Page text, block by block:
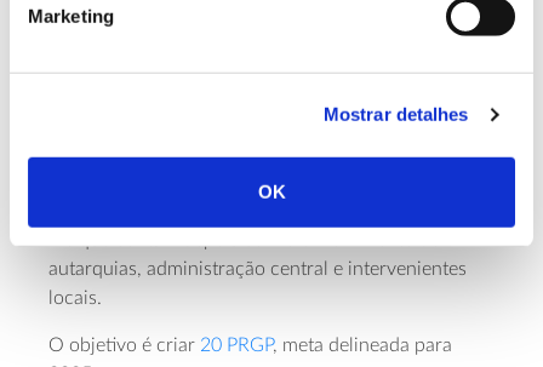
Marketing
Mostrar detalhes
OK
desejável e definem uma matriz de transição a médio
financiamento que assegura a sua implementação.
Embora possam ser vistos como modelos
colaborativos, os PRGP são processos de construção
participativa propostos por entidades
autarquias, administração central e intervenientes
locais.
O objetivo é criar 20 PRGP, meta delineada para